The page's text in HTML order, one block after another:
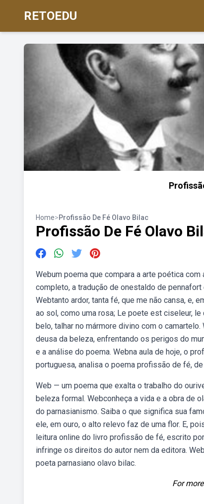
RETOEDU
Home>Profissão De Fé Olavo Bilac
Profissão De Fé Olavo
Webum poema que compara a arte poética
completo, a tradução de onestaldo de
Webtanto ardor, tanta fé, que me não cansa, e,
ao sol, como uma rosa; Le poete est ciseleur,
belo, talhar no mármore divino com o
deusa da beleza, enfrentando os perigos do
e a análise do poema. Webna aula de hoje, o
portuguesa, analisa o poema profissão de fé,
Web — um poema que exalta o trabalho do
beleza formal. Webconheça a vida e a obra de
do parnasianismo. Saiba o que significa sua
ele, em ouro, o alto relevo faz de uma flor. E,
leitura online do livro profissão de fé, escrito
infringe os direitos do autor nem da editora.
poeta parnasiano olavo bilac.
For